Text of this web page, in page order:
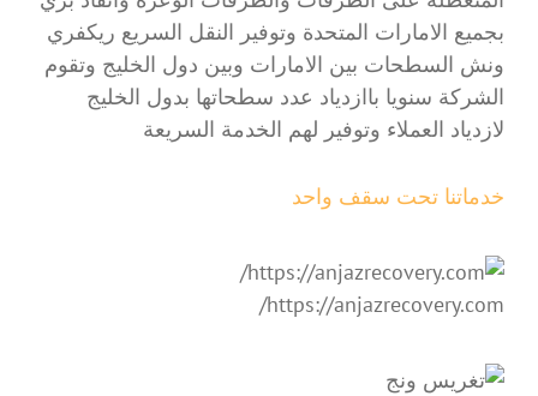
بجميع الامارات المتحدة وتوفير النقل السريع ريكفري
ونش السطحات بين الامارات وبين دول الخليج وتقوم
الشركة سنويا باازدياد عدد سطحاتها بدول الخليج
لازدياد العملاء وتوفير لهم الخدمة السريعة
خدماتنا تحت سقف واحد
https://anjazrecovery.com/